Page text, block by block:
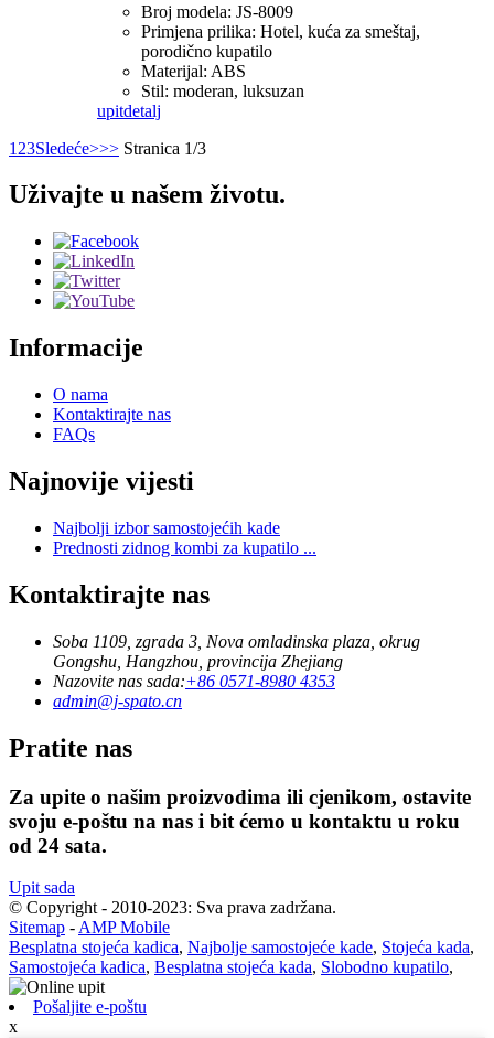
Broj modela: JS-8009
Primjena prilika: Hotel, kuća za smeštaj,
porodično kupatilo
Materijal: ABS
Stil: moderan, luksuzan
upitdetalj
1 23Sledeće>>> Stranica 1/3
Uživajte u našem životu.
Informacije
O nama
Kontaktirajte nas
FAQs
Najnovije vijesti
Najbolji izbor samostojećih kade
Prednosti zidnog kombi za kupatilo ...
Kontaktirajte nas
Soba 1109, zgrada 3, Nova omladinska plaza, okrug
Gongshu, Hangzhou, provincija Zhejiang
Nazovite nas sada:+86 0571-8980 4353
admin@j-spato.cn
Pratite nas
Za upite o našim proizvodima ili cjenikom, ostavite
svoju e-poštu na nas i bit ćemo u kontaktu u roku
od 24 sata.
Upit sada
© Copyright - 2010-2023: Sva prava zadržana.
Sitemap - AMP Mobile
Besplatna stojeća kadica, Najbolje samostojeće kade, Stojeća kada,
Samostojeća kadica, Besplatna stojeća kada, Slobodno kupatilo,
Pošaljite e-poštu
x